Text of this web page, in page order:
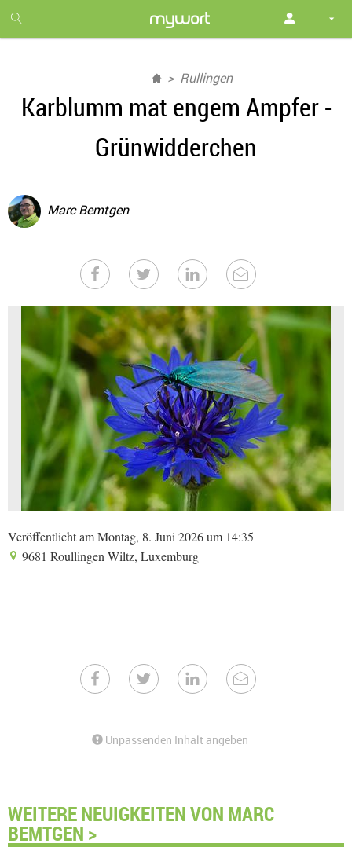
month
free
Rullingen
Karblumm mat engem Ampfer -
Grünwidderchen
Marc Bemtgen
Veröffentlicht am Montag, 8. Juni 2026 um 14:35
9681 Roullingen Wiltz, Luxemburg
Unpassenden Inhalt angeben
WEITERE NEUIGKEITEN VON MARC
BEMTGEN >